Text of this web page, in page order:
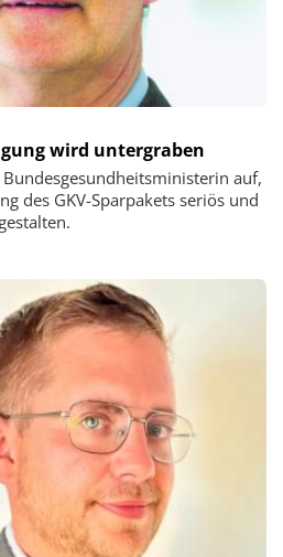
wird untergraben
auf,
des GKV-Sparpakets seriös und